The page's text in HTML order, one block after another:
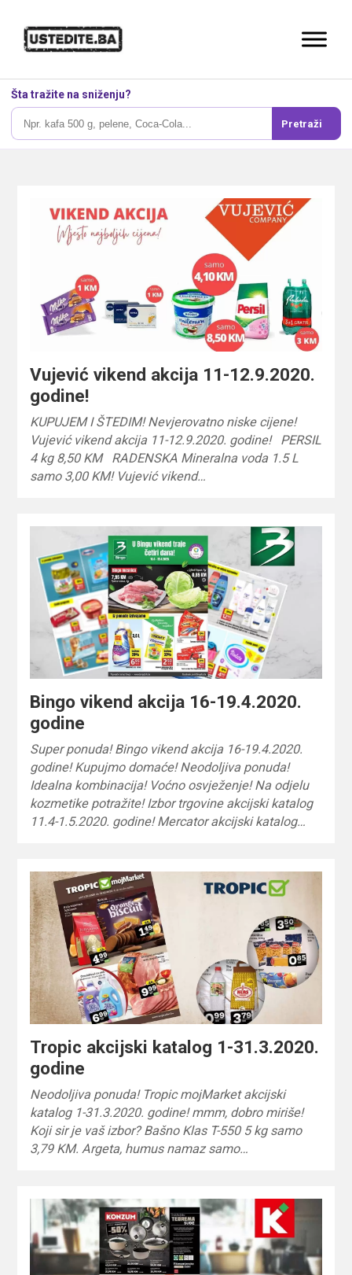
Šta tražite na sniženju?
Pretraži
Vujević vikend akcija 11-12.9.2020.
godine!
KUPUJEM I ŠTEDIM! Nevjerovatno niske cijene!
Vujević vikend akcija 11-12.9.2020. godine! PERSIL
4 kg 8,50 KM RADENSKA Mineralna voda 1.5 L
samo 3,00 KM! Vujević vikend…
Bingo vikend akcija 16-19.4.2020.
godine
Super ponuda! Bingo vikend akcija 16-19.4.2020.
godine! Kupujmo domaće! Neodoljiva ponuda!
Idealna kombinacija! Voćno osvježenje! Na odjelu
kozmetike potražite! Izbor trgovine akcijski katalog
11.4-1.5.2020. godine! Mercator akcijski katalog…
Tropic akcijski katalog 1-31.3.2020.
godine
Neodoljiva ponuda! Tropic mojMarket akcijski
katalog 1-31.3.2020. godine! mmm, dobro miriše!
Koji sir je vaš izbor? Bašno Klas T-550 5 kg samo
3,79 KM. Argeta, humus namaz samo…